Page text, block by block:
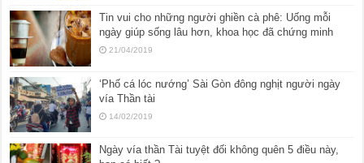
Tin vui cho những người ghiền cà phê: Uống mỗi
ngày giúp sống lâu hơn, khoa học đã chứng minh
21/04/2019
‘Phố cá lóc nướng’ Sài Gòn đông nghịt người ngày
vía Thần tài
14/02/2019
Ngày vía thần Tài tuyệt đối không quên 5 điều này,